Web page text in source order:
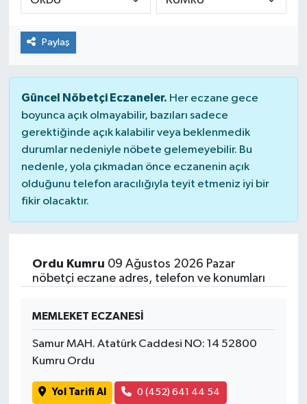
Paylaş
Güncel Nöbetçi Eczaneler. Her eczane gece
boyunca açık olmayabilir, bazıları sadece
gerektiğinde açık kalabilir veya beklenmedik
durumlar nedeniyle nöbete gelemeyebilir. Bu
nedenle, yola çıkmadan önce eczanenin açık
olduğunu telefon aracılığıyla teyit etmeniz iyi bir
fikir olacaktır.
Ordu Kumru 09 Ağustos 2026 Pazar
nöbetçi eczane adres, telefon ve konumları
MEMLEKET ECZANESİ
Samur MAH. Atatürk Caddesi NO: 14 52800
Kumru Ordu
Yol Tarifi Al 0 (452) 641 44 54